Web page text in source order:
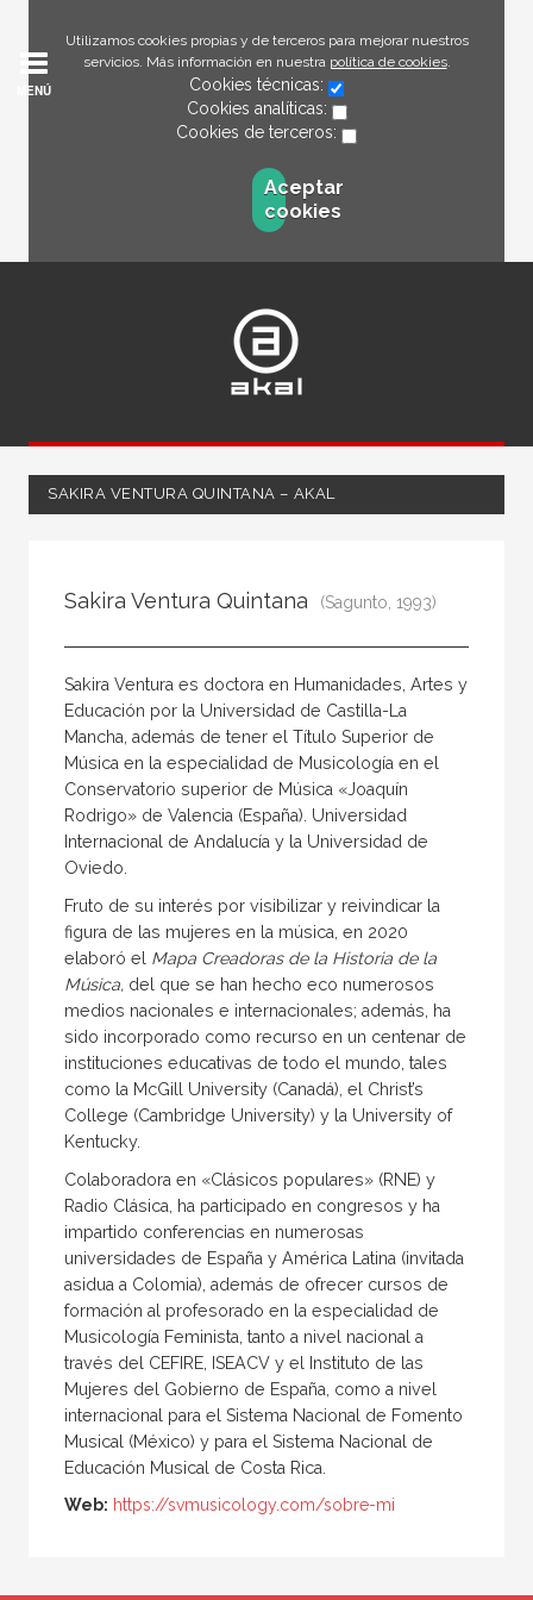
Utilizamos cookies propias y de terceros para mejorar nuestros
servicios. Más información en nuestra política de cookies.
Cookies técnicas:
Cookies analíticas:
Cookies de terceros:
Aceptar
cookies
MENÚ
SAKIRA VENTURA QUINTANA – AKAL
Coordinador
Editor
Editora
Escritor
Escritora
Ilustrador
Prologuista
Traductor
Traductora
Sakira Ventura Quintana (Sagunto, 1993)
Sakira Ventura es doctora en Humanidades, Artes y
Educación por la Universidad de Castilla-La
Mancha, además de tener el Título Superior de
Música en la especialidad de Musicología en el
Conservatorio superior de Música «Joaquín
Rodrigo» de Valencia (España). Universidad
Internacional de Andalucía y la Universidad de
Oviedo.
Fruto de su interés por visibilizar y reivindicar la
figura de las mujeres en la música, en 2020
elaboró el Mapa Creadoras de la Historia de la
Música, del que se han hecho eco numerosos
medios nacionales e internacionales; además, ha
sido incorporado como recurso en un centenar de
instituciones educativas de todo el mundo, tales
como la McGill University (Canadá), el Christ’s
College (Cambridge University) y la University of
Kentucky.
Colaboradora en «Clásicos populares» (RNE) y
Radio Clásica, ha participado en congresos y ha
impartido conferencias en numerosas
universidades de España y América Latina (invitada
asidua a Colomia), además de ofrecer cursos de
formación al profesorado en la especialidad de
Musicología Feminista, tanto a nivel nacional a
través del CEFIRE, ISEACV y el Instituto de las
Mujeres del Gobierno de España, como a nivel
internacional para el Sistema Nacional de Fomento
Musical (México) y para el Sistema Nacional de
Educación Musical de Costa Rica.
Web: https://svmusicology.com/sobre-mi